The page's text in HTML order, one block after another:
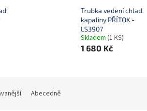
Trubka vedení chlad.
kapaliny PŘÍTOK -
LS3907
Skladem (1 KS)
1 680 Kč
Abecedně